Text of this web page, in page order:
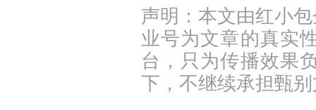
声明：本文由红小
业号为文章的真实
台，只为传播效果
下，不继续承担甄